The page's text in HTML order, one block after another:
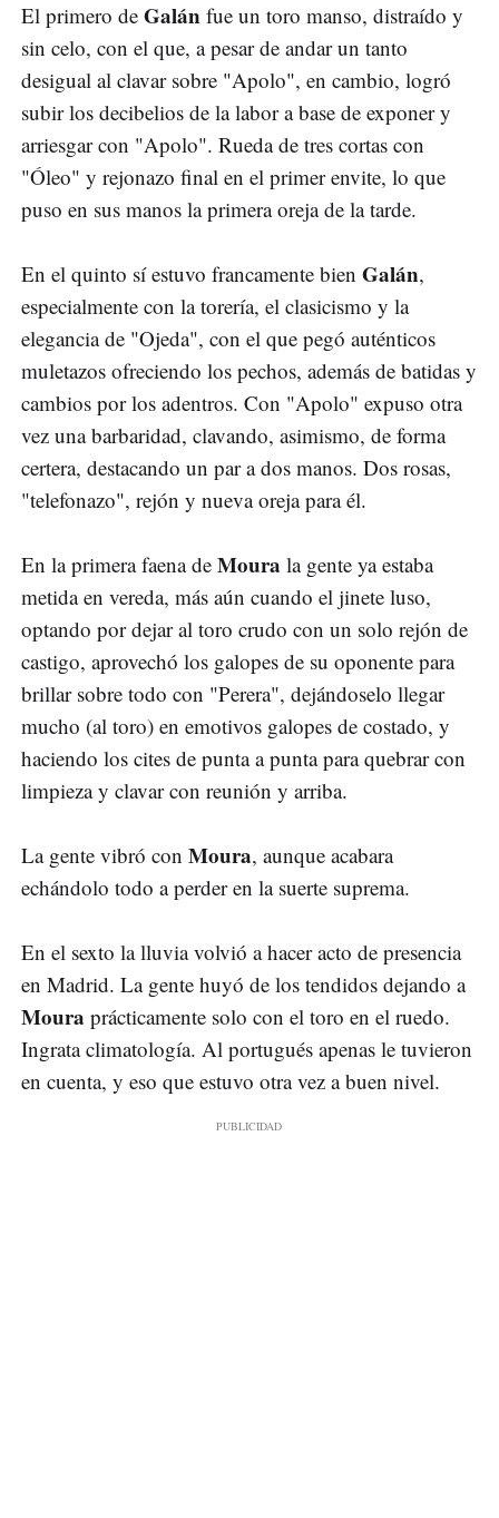
El primero de Galán fue un toro manso, distraído y
sin celo, con el que, a pesar de andar un tanto
desigual al clavar sobre "Apolo", en cambio, logró
subir los decibelios de la labor a base de exponer y
arriesgar con "Apolo". Rueda de tres cortas con
"Óleo" y rejonazo final en el primer envite, lo que
puso en sus manos la primera oreja de la tarde.
En el quinto sí estuvo francamente bien Galán,
especialmente con la torería, el clasicismo y la
elegancia de "Ojeda", con el que pegó auténticos
muletazos ofreciendo los pechos, además de batidas y
cambios por los adentros. Con "Apolo" expuso otra
vez una barbaridad, clavando, asimismo, de forma
certera, destacando un par a dos manos. Dos rosas,
"telefonazo", rejón y nueva oreja para él.
En la primera faena de Moura la gente ya estaba
metida en vereda, más aún cuando el jinete luso,
optando por dejar al toro crudo con un solo rejón de
castigo, aprovechó los galopes de su oponente para
brillar sobre todo con "Perera", dejándoselo llegar
mucho (al toro) en emotivos galopes de costado, y
haciendo los cites de punta a punta para quebrar con
limpieza y clavar con reunión y arriba.
La gente vibró con Moura, aunque acabara
echándolo todo a perder en la suerte suprema.
En el sexto la lluvia volvió a hacer acto de presencia
en Madrid. La gente huyó de los tendidos dejando a
Moura prácticamente solo con el toro en el ruedo.
Ingrata climatología. Al portugués apenas le tuvieron
en cuenta, y eso que estuvo otra vez a buen nivel.